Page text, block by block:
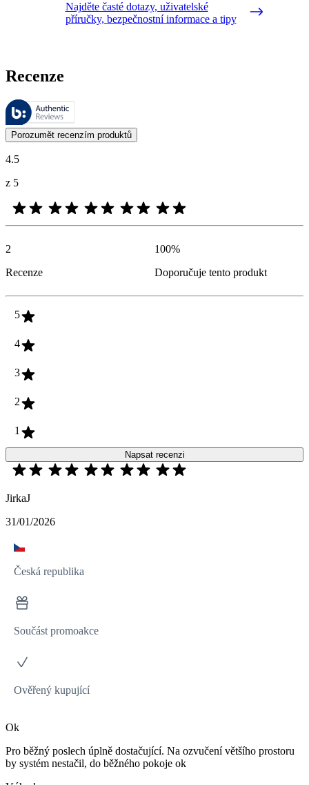
Najděte časté dotazy, uživatelské
příručky, bezpečnostní informace a tipy
Recenze
Tyto recenze spravuje společnost Bazaarvoice a jsou v souladu se
Zákaznické názory ve formě hodnocení výrobků a hvězdiček jsou
Porozumět recenzím produktů
4.5
z 5
2
Recenze
100%
Doporučuje tento produkt
5
4
3
2
1
Napsat recenzi
JirkaJ
31/01/2026
Česká republika
Součást promoakce
Ověřený kupující
Ok
Pro běžný poslech úplně dostačující. Na ozvučení většího prostoru
by systém nestačil, do běžného pokoje ok